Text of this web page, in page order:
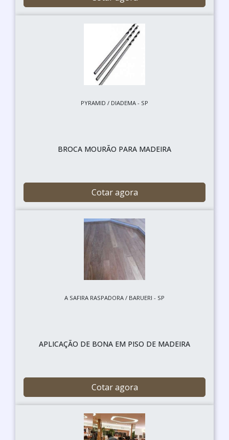
PYRAMID / DIADEMA - SP
BROCA MOURÃO PARA MADEIRA
Cotar agora
A SAFIRA RASPADORA / BARUERI - SP
APLICAÇÃO DE BONA EM PISO DE MADEIRA
Cotar agora